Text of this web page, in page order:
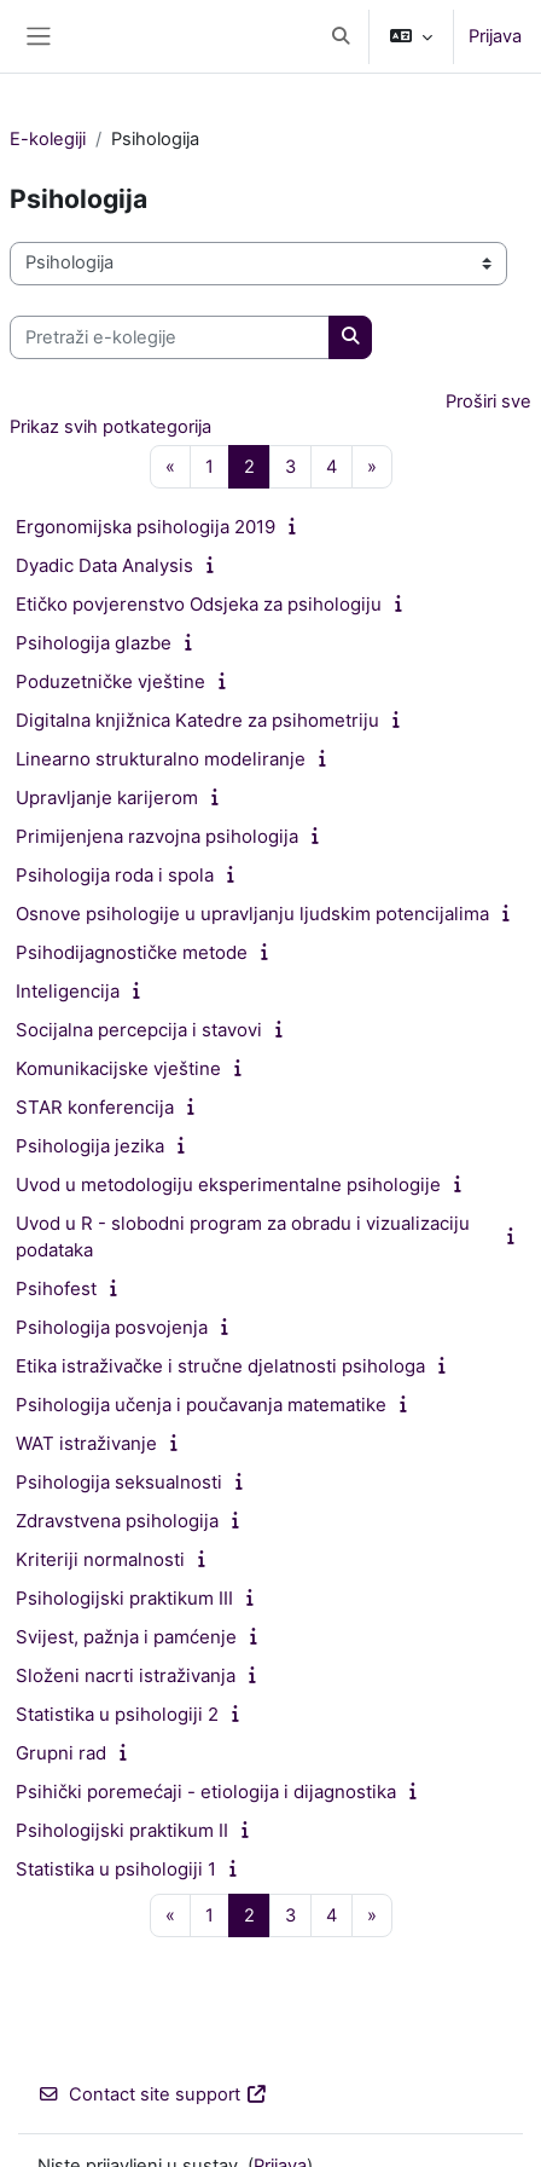
Toggle search inputPrijava
E-kolegiji Psihologija
Psihologija
Popis e-kolegija
Pretraži e-kolegije
Pretraži e-kolegije
Proširi sve
Prikaz svih potkategorija
«Prethodna stranica
1 Stranica 1
2Stranica 2
3Stranica 3
4Stranica 4
»Sljedeća stranica
Ergonomijska psihologija 2019
Dyadic Data Analysis
Etičko povjerenstvo Odsjeka za psihologiju
Psihologija glazbe
Poduzetničke vještine
Digitalna knjižnica Katedre za psihometriju
Linearno strukturalno modeliranje
Upravljanje karijerom
Primijenjena razvojna psihologija
Psihologija roda i spola
Osnove psihologije u upravljanju ljudskim potencijalima
Psihodijagnostičke metode
Inteligencija
Socijalna percepcija i stavovi
Komunikacijske vještine
STAR konferencija
Psihologija jezika
Uvod u metodologiju eksperimentalne psihologije
Uvod u R - slobodni program za obradu i vizualizaciju
podataka
Psihofest
Psihologija posvojenja
Etika istraživačke i stručne djelatnosti psihologa
Psihologija učenja i poučavanja matematike
WAT istraživanje
Psihologija seksualnosti
Zdravstvena psihologija
Kriteriji normalnosti
Psihologijski praktikum III
Svijest, pažnja i pamćenje
Složeni nacrti istraživanja
Statistika u psihologiji 2
Grupni rad
Psihički poremećaji - etiologija i dijagnostika
Psihologijski praktikum II
Statistika u psihologiji 1
«Prethodna stranica
1 Stranica 1
2Stranica 2
3Stranica 3
4Stranica 4
»Sljedeća stranica
Contact site support